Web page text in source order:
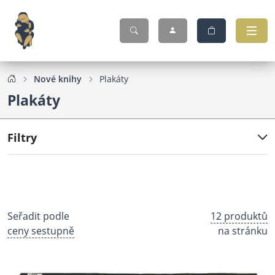
Nové knihy Plakáty
Plakáty
Filtry
Seřadit podle
ceny sestupně
12 produktů
na stránku